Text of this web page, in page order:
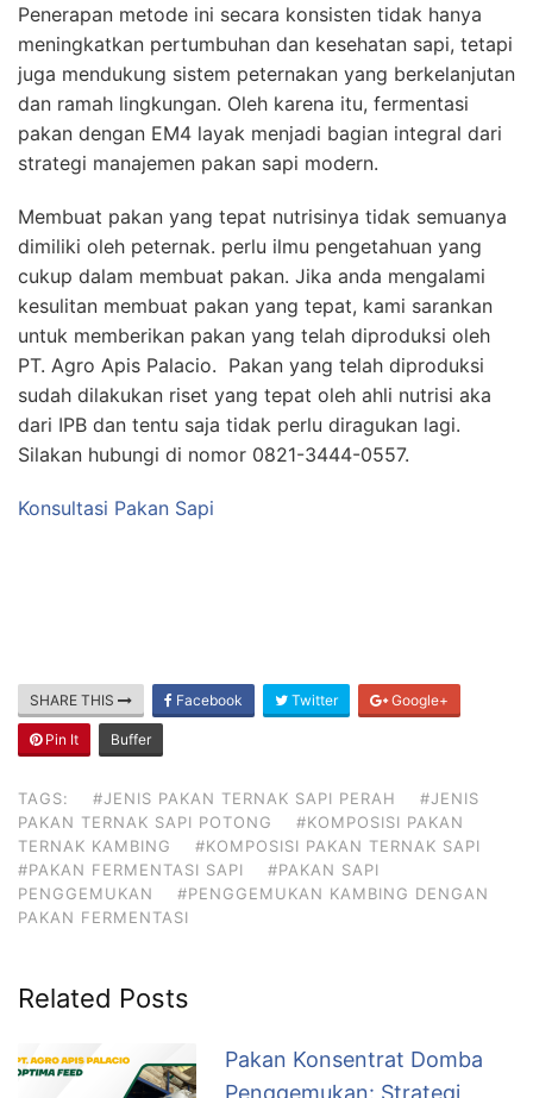
Penerapan metode ini secara konsisten tidak hanya
meningkatkan pertumbuhan dan kesehatan sapi, tetapi
juga mendukung sistem peternakan yang berkelanjutan
dan ramah lingkungan. Oleh karena itu, fermentasi
pakan dengan EM4 layak menjadi bagian integral dari
strategi manajemen pakan sapi modern.
Membuat pakan yang tepat nutrisinya tidak semuanya
dimiliki oleh peternak. perlu ilmu pengetahuan yang
cukup dalam membuat pakan. Jika anda mengalami
kesulitan membuat pakan yang tepat, kami sarankan
untuk memberikan pakan yang telah diproduksi oleh
PT. Agro Apis Palacio. Pakan yang telah diproduksi
sudah dilakukan riset yang tepat oleh ahli nutrisi aka
dari IPB dan tentu saja tidak perlu diragukan lagi.
Silakan hubungi di nomor 0821-3444-0557.
Konsultasi Pakan Sapi
SHARE THIS Facebook Twitter Google+
Pin It Buffer
TAGS: #JENIS PAKAN TERNAK SAPI PERAH
#JENIS
PAKAN TERNAK SAPI POTONG
#KOMPOSISI PAKAN
TERNAK KAMBING
#KOMPOSISI PAKAN TERNAK SAPI
#PAKAN FERMENTASI SAPI
#PAKAN SAPI
PENGGEMUKAN
#PENGGEMUKAN KAMBING DENGAN
PAKAN FERMENTASI
Related Posts
Pakan Konsentrat Domba